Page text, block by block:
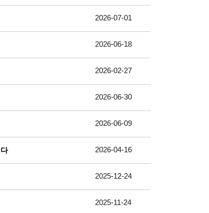
2026-07-01
2026-06-18
2026-02-27
2026-06-30
2026-06-09
2026-04-16
2025-12-24
2025-11-24